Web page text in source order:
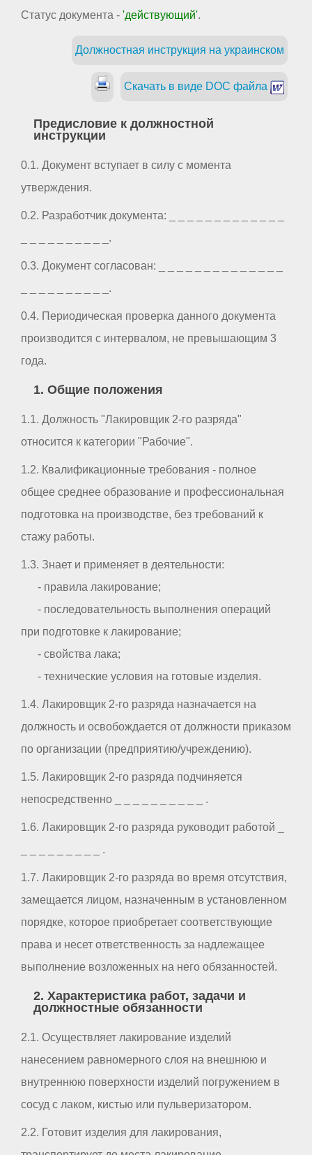
Статус документа - 'действующий'.
Должностная инструкция на украинском
Скачать в виде DOC файла
Предисловие к должностной
инструкции
0.1. Документ вступает в силу с момента
утверждения.
0.2. Разработчик документа: _ _ _ _ _ _ _ _ _ _ _ _ _
_ _ _ _ _ _ _ _ _ _.
0.3. Документ согласован: _ _ _ _ _ _ _ _ _ _ _ _ _ _
_ _ _ _ _ _ _ _ _ _.
0.4. Периодическая проверка данного документа
производится с интервалом, не превышающим 3
года.
1. Общие положения
1.1. Должность "Лакировщик 2-го разряда"
относится к категории "Рабочие".
1.2. Квалификационные требования - полное
общее среднее образование и профессиональная
подготовка на производстве, без требований к
стажу работы.
1.3. Знает и применяет в деятельности:
- правила лакирование;
- последовательность выполнения операций
при подготовке к лакирование;
- свойства лака;
- технические условия на готовые изделия.
1.4. Лакировщик 2-го разряда назначается на
должность и освобождается от должности приказом
по организации (предприятию/учреждению).
1.5. Лакировщик 2-го разряда подчиняется
непосредственно _ _ _ _ _ _ _ _ _ _ .
1.6. Лакировщик 2-го разряда руководит работой _
_ _ _ _ _ _ _ _ _ .
1.7. Лакировщик 2-го разряда во время отсутствия,
замещается лицом, назначенным в установленном
порядке, которое приобретает соответствующие
права и несет ответственность за надлежащее
выполнение возложенных на него обязанностей.
2. Характеристика работ, задачи и
должностные обязанности
2.1. Осуществляет лакирование изделий
нанесением равномерного слоя на внешнюю и
внутреннюю поверхности изделий погружением в
сосуд с лаком, кистью или пульверизатором.
2.2. Готовит изделия для лакирования,